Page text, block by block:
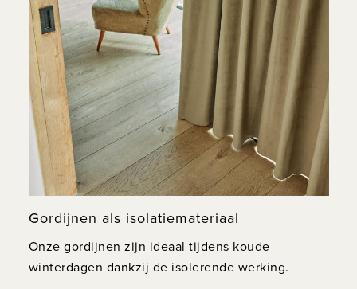
Gordijnen als isolatiemateriaal
Onze gordijnen zijn ideaal tijdens koude
winterdagen dankzij de isolerende werking.